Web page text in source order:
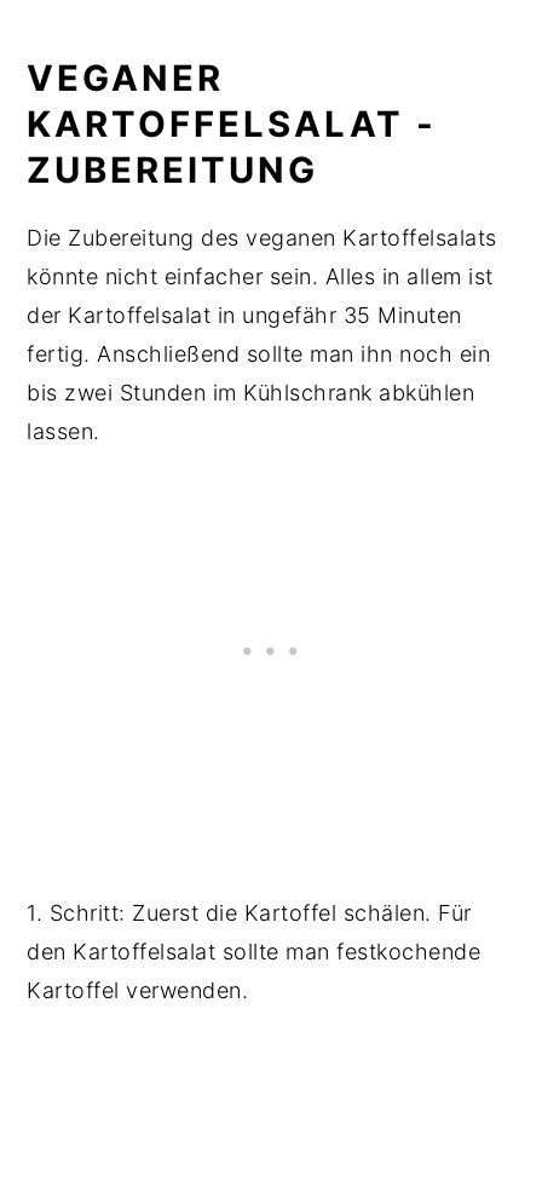
VEGANER
KARTOFFELSALAT -
ZUBEREITUNG
Die Zubereitung des veganen Kartoffelsalats
könnte nicht einfacher sein. Alles in allem ist
der Kartoffelsalat in ungefähr 35 Minuten
fertig. Anschließend sollte man ihn noch ein
bis zwei Stunden im Kühlschrank abkühlen
lassen.
1. Schritt: Zuerst die Kartoffel schälen. Für
den Kartoffelsalat sollte man festkochende
Kartoffel verwenden.